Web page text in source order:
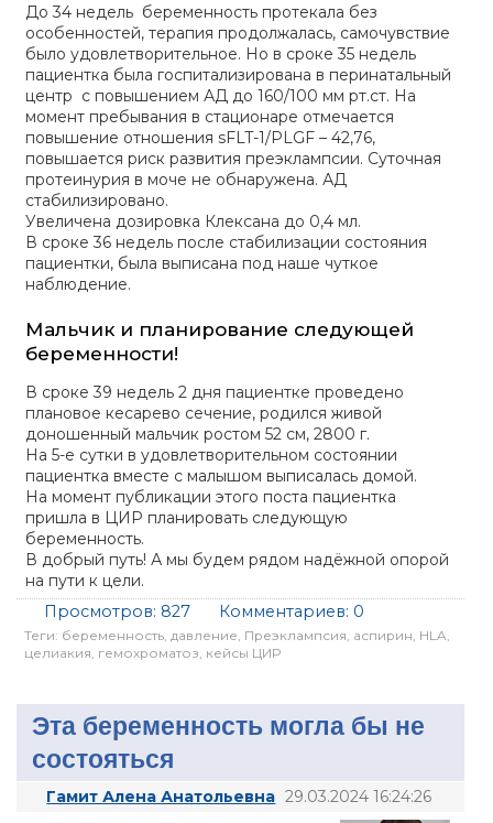
До 34 недель беременность протекала без
особенностей, терапия продолжалась, самочувствие
было удовлетворительное. Но в сроке 35 недель
пациентка была госпитализирована в перинатальный
центр с повышением АД до 160/100 мм рт.ст. На
момент пребывания в стационаре отмечается
повышение отношения sFLT-1/PLGF – 42,76,
повышается риск развития преэклампсии. Суточная
протеинурия в моче не обнаружена. АД
стабилизировано.
Увеличена дозировка Клексана до 0,4 мл.
В сроке 36 недель после стабилизации состояния
пациентки, была выписана под наше чуткое
наблюдение.
Мальчик и планирование следующей
беременности!
В сроке 39 недель 2 дня пациентке проведено
плановое кесарево сечение, родился живой
доношенный мальчик ростом 52 см, 2800 г.
На 5-е сутки в удовлетворительном состоянии
пациентка вместе с малышом выписалась домой.
На момент публикации этого поста пациентка
пришла в ЦИР планировать следующую
беременность.
В добрый путь! А мы будем рядом надёжной опорой
на пути к цели.
Просмотров: 827 Комментариев: 0
Теги: беременность давление Преэклампсия аспирин HLA
целиакия гемохроматоз кейсы ЦИР
Эта беременность могла бы не
состояться
Гамит Алена Анатольевна 29.03.2024 16:24:26